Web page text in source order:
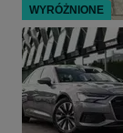
WYRÓŻNIONE